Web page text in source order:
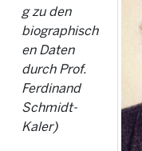
g zu den
biographisch
en Daten
durch Prof.
Ferdinand
Schmidt-
Kaler)